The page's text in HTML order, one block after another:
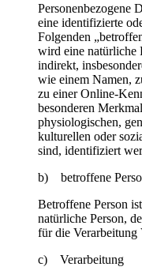
Personenbezogene
eine identifizierte
Folgenden
wird eine natürliche
indirekt,
wie einem Namen,
zu einer Online-
besonderen
physiologischen,
kulturellen oder
sind, identifiziert
b) betroffene
Betroffene Person
natürliche Person,
für die Verarbeitung
c) Verarbeitung